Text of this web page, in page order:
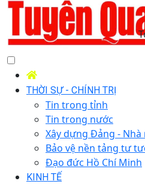
THỜI SỰ - CHÍNH TRỊ
Tin trong tỉnh
Tin trong nước
Xây dựng Đảng - Nhà
Bảo vệ nền tảng tư
Đạo đức Hồ Chí Minh
KINH TẾ